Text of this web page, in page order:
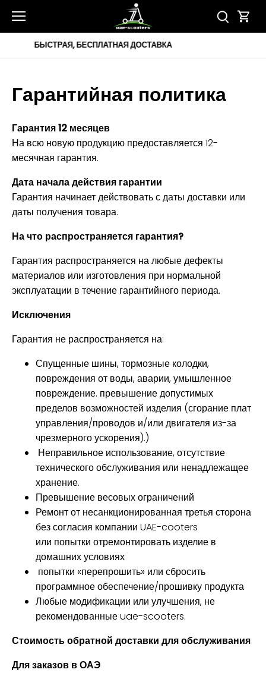
содержанию
Гарантия 12 месяцев
Гарантийная политика
Гарантия 12 месяцев
На всю новую продукцию предоставляется 12-
месячная гарантия.
Дата начала действия гарантии
Гарантия начинает действовать с даты доставки или
даты получения товара.
На что распространяется гарантия?
Гарантия распространяется на любые дефекты
материалов или изготовления при нормальной
эксплуатации в течение гарантийного периода.
Исключения
Гарантия не распространяется на:
Спущенные шины, тормозные колодки,
повреждения от воды, аварии, умышленное
повреждение. превышение допустимых
пределов возможностей изделия (сгорание плат
управления/проводов и/или двигателя из-за
чрезмерного ускорения).)
Неправильное использование, отсутствие
технического обслуживания или ненадлежащее
хранение.
Превышение весовых ограничений
Ремонт от несанкционированная третья сторона
без согласия компании UAE-cooters
или попытки отремонтировать изделие в
домашних условиях
попытки «перепрошить» или сбросить
программное обеспечение/прошивку продукта
Любые модификации или улучшения, не
рекомендованные uae-scooters.
Стоимость обратной доставки для обслуживания
Для заказов в ОАЭ